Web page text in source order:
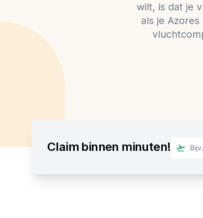
wilt, is dat je
als je
Claim binnen minuten!